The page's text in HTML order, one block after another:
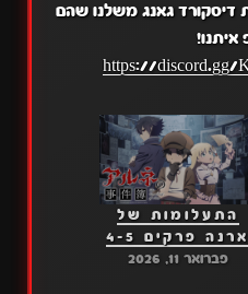
דיסקורד גאנג משלנו שהם
https://discord.gg/
התעלומות של
ארנה פרקים 4-5
פברואר 11, 2026